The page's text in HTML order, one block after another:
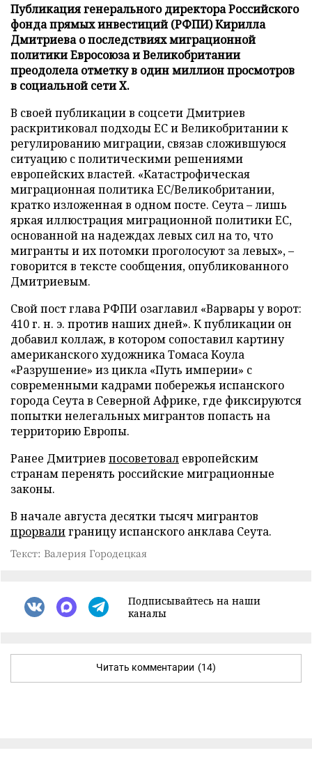
Публикация генерального директора Российского
фонда прямых инвестиций (РФПИ) Кирилла
Дмитриева о последствиях миграционной
политики Евросоюза и Великобритании
преодолела отметку в один миллион просмотров
в социальной сети X.
В своей публикации в соцсети Дмитриев
раскритиковал подходы ЕС и Великобритании к
регулированию миграции, связав сложившуюся
ситуацию с политическими решениями
европейских властей. «Катастрофическая
миграционная политика ЕС/Великобритании,
кратко изложенная в одном посте. Сеута – лишь
яркая иллюстрация миграционной политики ЕС,
основанной на надеждах левых сил на то, что
мигранты и их потомки проголосуют за левых», –
говорится в тексте сообщения, опубликованного
Дмитриевым.
Свой пост глава РФПИ озаглавил «Варвары у ворот:
410 г. н. э. против наших дней». К публикации он
добавил коллаж, в котором сопоставил картину
американского художника Томаса Коула
«Разрушение» из цикла «Путь империи» с
современными кадрами побережья испанского
города Сеута в Северной Африке, где фиксируются
попытки нелегальных мигрантов попасть на
территорию Европы.
Ранее Дмитриев посоветовал европейским
странам перенять российские миграционные
законы.
В начале августа десятки тысяч мигрантов
прорвалиграницу испанского анклава Сеута.
Текст: Валерия Городецкая
Подписывайтесь на наши
каналы
Читать комментарии (14)